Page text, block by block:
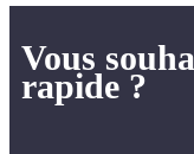
Vous
rapide ?